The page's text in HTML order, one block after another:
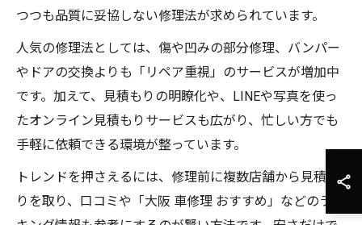
つつも品質に妥協しない修理法が求められています。
人気の修理法としては、傷や凹みの部分修理、バンパー
やドアの交換よりも「リペア重視」のサービスが増加中
です。加えて、見積もりの明瞭化や、LINEや写真を使っ
たオンライン見積もりサービスも広がり、忙しい方でも
手軽に依頼できる環境が整っています。
トレンドを押さえるには、修理前に複数店舗から見積も
りを取り、口コミや「大阪 車修理 おすすめ」などのラン